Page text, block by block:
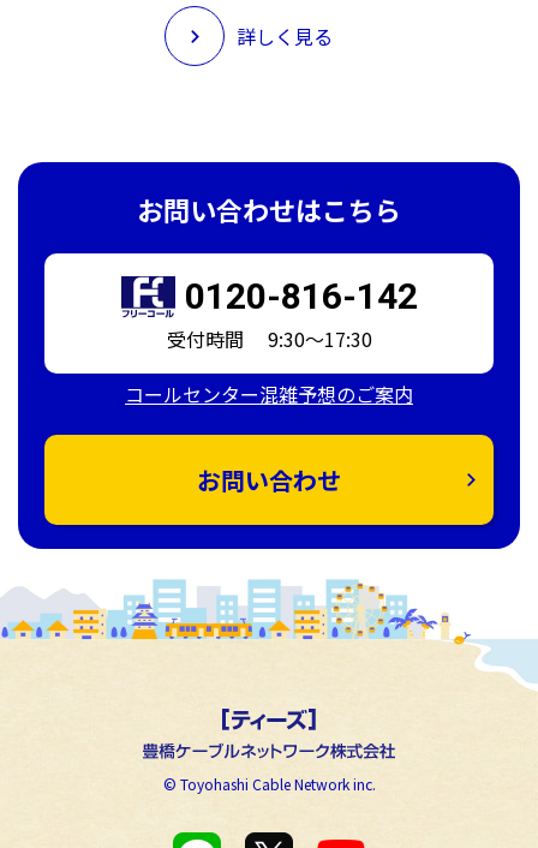
詳しく見る
お問い合わせはこちら
0120-816-142
受付時間 9:30～17:30
コールセンター混雑予想のご案内
お問い合わせ
© Toyohashi Cable Network inc.